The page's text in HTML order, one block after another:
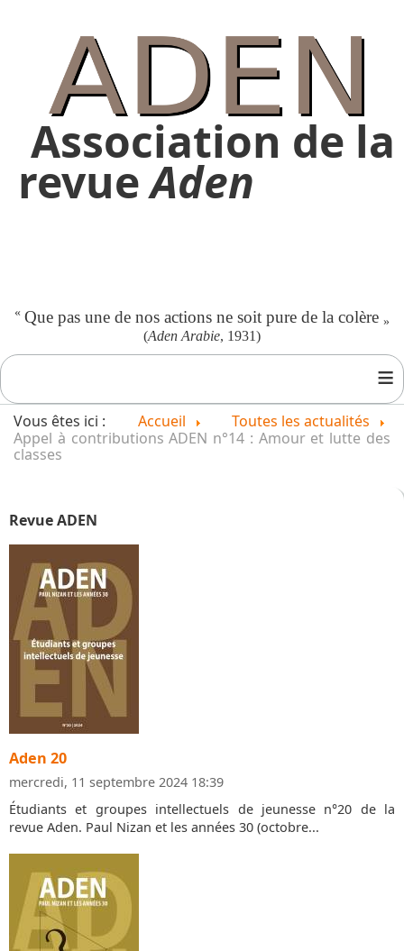
Association de la
revueAden
« Que pas une de nos actions ne soit pure de la colère »
(Aden Arabie, 1931)
≡
Vous êtes ici : Accueil
Toutes les actualités
Appel à contributions ADEN n°14 : Amour et lutte des
classes
Revue ADEN
Aden 20
mercredi, 11 septembre 2024 18:39
Étudiants et groupes intellectuels de jeunesse n°20 de la
revue Aden. Paul Nizan et les années 30 (octobre...